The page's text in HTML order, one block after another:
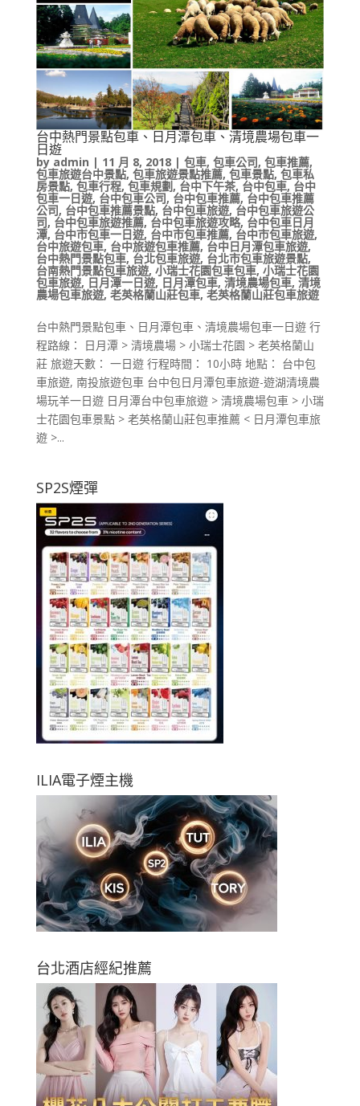
台中熱門景點包車、日月潭包車、清境農場包車一
日遊
by admin | 11 月 8, 2018| 包車, 包車公司, 包車推薦,
包車旅遊台中景點, 包車旅遊景點推薦, 包車景點, 包車私
房景點, 包車行程, 包車規劃, 台中下午茶, 台中包車, 台中
包車一日遊, 台中包車公司, 台中包車推薦, 台中包車推薦
公司, 台中包車推薦景點, 台中包車旅遊, 台中包車旅遊公
司, 台中包車旅遊推薦, 台中包車旅遊攻略, 台中包車日月
潭, 台中市包車一日遊, 台中市包車推薦, 台中市包車旅遊,
台中旅遊包車, 台中旅遊包車推薦, 台中日月潭包車旅遊,
台中熱門景點包車, 台北包車旅遊, 台北市包車旅遊景點,
台南熱門景點包車旅遊, 小瑞士花園包車包車, 小瑞士花園
包車旅遊, 日月潭一日遊, 日月潭包車, 清境農場包車, 清境
農場包車旅遊, 老英格蘭山莊包車, 老英格蘭山莊包車旅遊
台中熱門景點包車、日月潭包車、清境農場包車一日遊 行
程路線： 日月潭 > 清境農場 > 小瑞士花園 > 老英格蘭山
莊 旅遊天數： 一日遊 行程時間： 10小時 地點： 台中包
車旅遊, 南投旅遊包車 台中包日月潭包車旅遊-遊湖清境農
場玩羊一日遊 日月潭台中包車旅遊 > 清境農場包車 > 小瑞
士花園包車景點 > 老英格蘭山莊包車推薦 < 日月潭包車旅
遊 >...
SP2S煙彈
ILIA電子煙主機
台北酒店經紀推薦